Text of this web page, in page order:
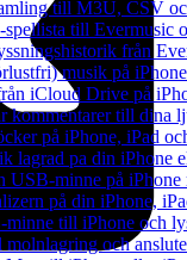
till M3U, CSV
till Evermusic
från
musik på iPhone
iCloud Drive på
kommentarer till dina
på iPhone, iPad
lagrad pa din iPhone
USB-minne på
på din iPhone,
till iPhone och
och